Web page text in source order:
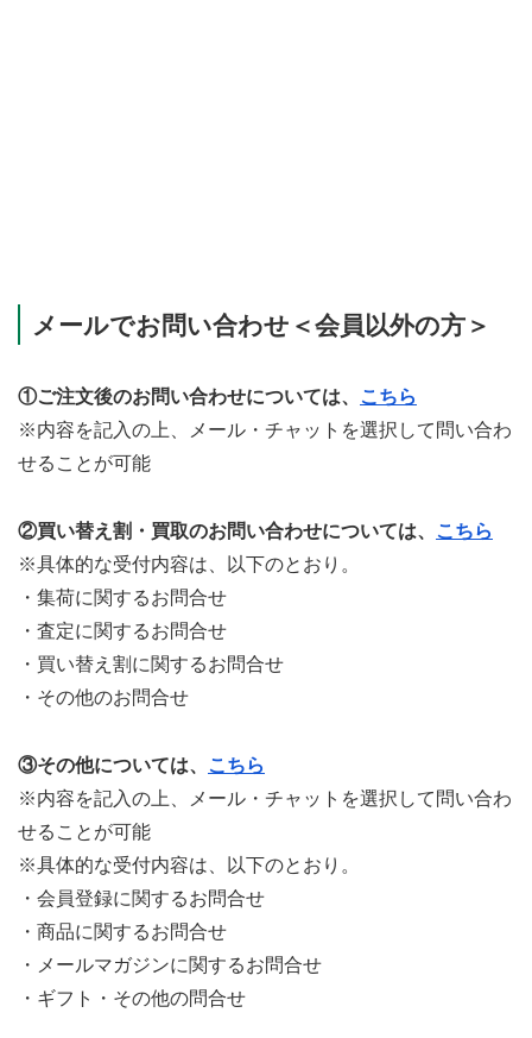
メールでお問い合わせ＜会員以外の方＞
①ご注文後のお問い合わせについては、
こちら
※内容を記入の上、メール・チャットを選択して問い合わ
せることが可能
②買い替え割・買取のお問い合わせについては、
こちら
※具体的な受付内容は、以下のとおり。
・集荷に関するお問合せ
・査定に関するお問合せ
・買い替え割に関するお問合せ
・その他のお問合せ
③その他については、
こちら
※内容を記入の上、メール・チャットを選択して問い合わ
せることが可能
※具体的な受付内容は、以下のとおり。
・会員登録に関するお問合せ
・商品に関するお問合せ
・メールマガジンに関するお問合せ
・ギフト・その他の問合せ